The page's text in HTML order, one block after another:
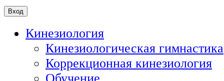
Кинезиология
Кинезиологическая гимнастика
Коррекционная кинезиология